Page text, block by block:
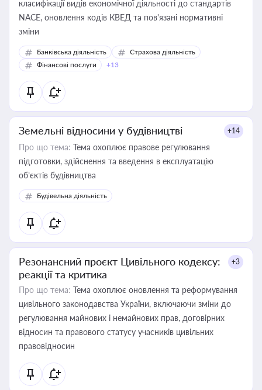
класифікації видів економічної діяльності до стандартів
NACE, оновлення кодів КВЕД та пов'язані нормативні
зміни
Банківська діяльність
Страхова діяльність
Фінансові послуги
+13
Земельні відносини у будівництві +14
Про що тема: Тема охоплює правове регулювання
підготовки, здійснення та введення в експлуатацію
об’єктів будівництва
Будівельна діяльність
Резонансний проєкт Цивільного кодексу:
реакції та критика
+3
Про що тема: Тема охоплює оновлення та реформування
цивільного законодавства України, включаючи зміни до
регулювання майнових і немайнових прав, договірних
відносин та правового статусу учасників цивільних
правовідносин